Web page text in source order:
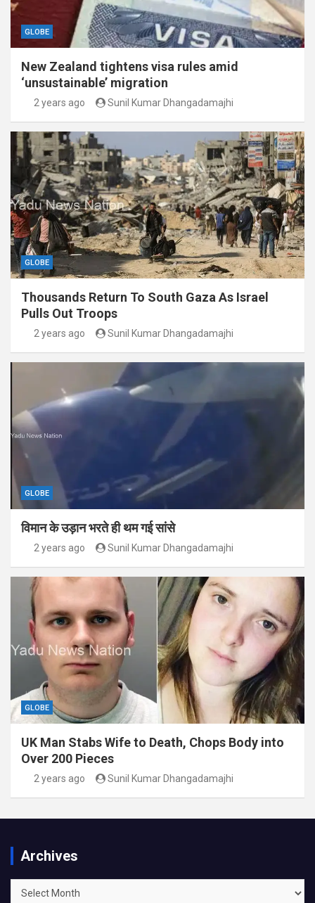
GLOBE
New Zealand tightens visa rules amid
‘unsustainable’ migration
2 years ago Sunil Kumar Dhangadamajhi
GLOBE
Thousands Return To South Gaza As Israel
Pulls Out Troops
2 years ago Sunil Kumar Dhangadamajhi
GLOBE
विमान के उड़ान भरते ही थम गई सांसे
2 years ago Sunil Kumar Dhangadamajhi
GLOBE
UK Man Stabs Wife to Death, Chops Body into
Over 200 Pieces
2 years ago Sunil Kumar Dhangadamajhi
Archives
Archives